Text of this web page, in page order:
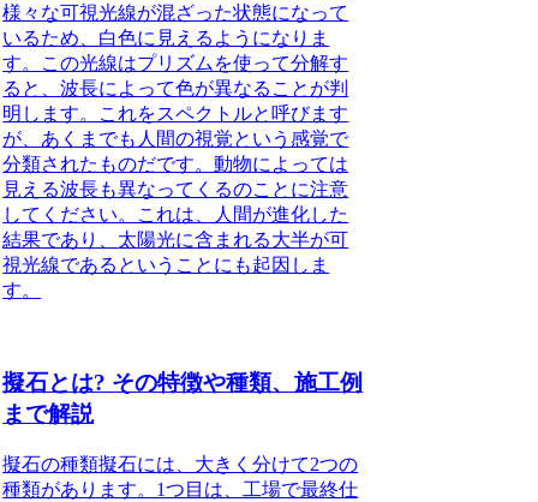
様々な可視光線が混ざった状態になって
いるため、白色に見えるようになりま
す。この光線はプリズムを使って分解す
ると、波長によって色が異なることが判
明します。これをスペクトルと呼びます
が、あくまでも人間の視覚という感覚で
分類されたものだです。動物によっては
見える波長も異なってくるのことに注意
してください。これは、人間が進化した
結果であり、 太陽光に含まれる大半が可
視光線であるということにも起因しま
す。
擬石とは? その特徴や種類、施工例
まで解説
擬石の種類擬石には、大きく分けて2つの
種類があります。1つ目は、工場で最終仕